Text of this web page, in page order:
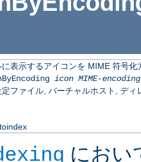
に表示するアイコンを MIME 符号化
icon MIME-encoding
ファイル, バーチャルホスト, ディ
におい